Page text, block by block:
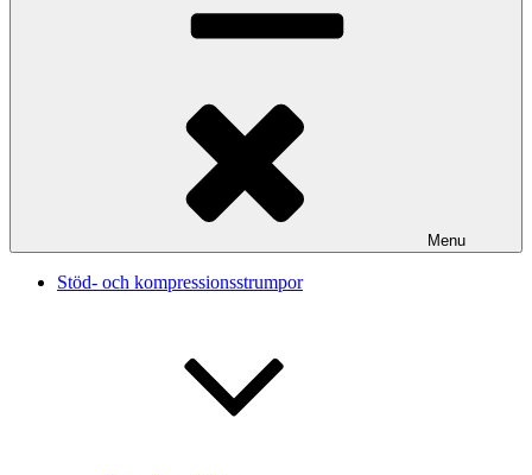
Menu
Stöd- och kompressionsstrumpor